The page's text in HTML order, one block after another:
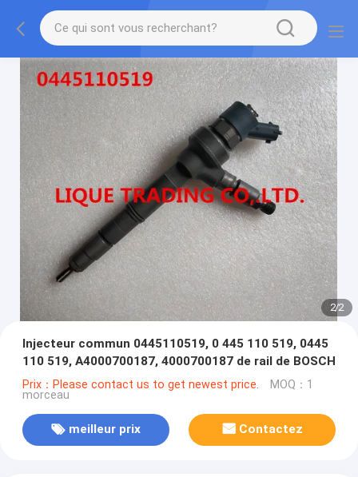
2/2
Injecteur commun 0445110519, 0 445 110 519, 0445
110 519, A4000700187, 4000700187 de rail de BOSCH
Prix：Please contact us to get newest price. MOQ：1
morceau
meilleur prix Contactez